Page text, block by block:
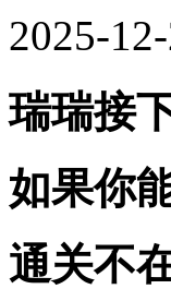
2025-
瑞瑞接
如果你
通关不